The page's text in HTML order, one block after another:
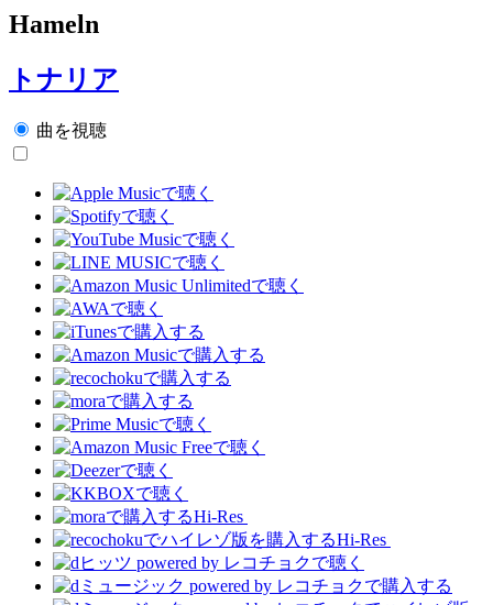
Hameln
トナリア
曲を視聴
Hi-Res
Hi-Res